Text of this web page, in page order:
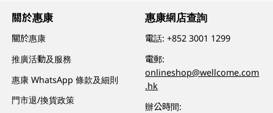
關於惠康
關於惠康
推廣活動及服務
惠康 WhatsApp 條款及細則
門市退/換貨政策
惠康網店查詢
電話:+852 3001 1299
電郵:
onlineshop@wellcome.com
.hk
辦公時間: